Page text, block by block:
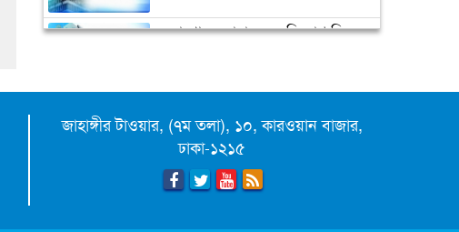
ক্যাম্পাস অ্যাম্বাসেডর নিয়োগ দিচ্ছে
আলোচনায় ড. ইউনূস
পদোন্নতি পেয়ে সচিব হলেন ২
কর্মকর্তা
জাহাঙ্গীর টাওয়ার, (৭ম তলা), ১০, কারওয়ান বাজার,
ঢাকা-১২১৫